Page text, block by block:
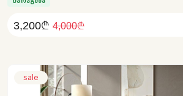
3,200₾ 4,000₾
sale